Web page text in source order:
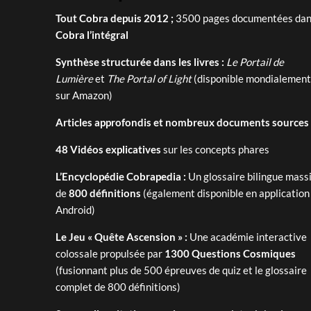
Tout Cobra depuis 2012 ; 3500 pages documentées
Cobra l’intégral
Synthèse structurée dans les livres : Le Portail de
Lumièreet The Portal of Light(disponible mondialement
sur Amazon)
Articles approfondis et nombreux documents sources
48 Vidéos explicatives sur les concepts phares
L’Encyclopédie Cobrapedia : Un glossaire bilingue
de800 définitions (également disponible en application
Android)
Le Jeu « Quête Ascension » : Une académie interactive
colossale propulsée par 1300 Questions Cosmiques
(fusionnant plus de 500 épreuves de quiz et le glossaire
complet de 800 définitions)